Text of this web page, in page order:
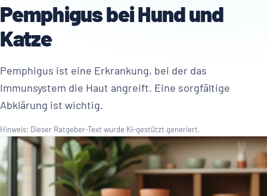
Pemphigus bei Hund und
Katze
Pemphigus ist eine Erkrankung, bei der das
Immunsystem die Haut angreift. Eine sorgfältige
Abklärung ist wichtig.
Hinweis: Dieser Ratgeber-Text wurde KI-gestützt generiert.